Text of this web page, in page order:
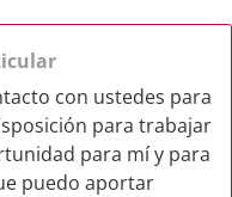
con ustedes para
para trabajar
para mí y para
puedo aportar